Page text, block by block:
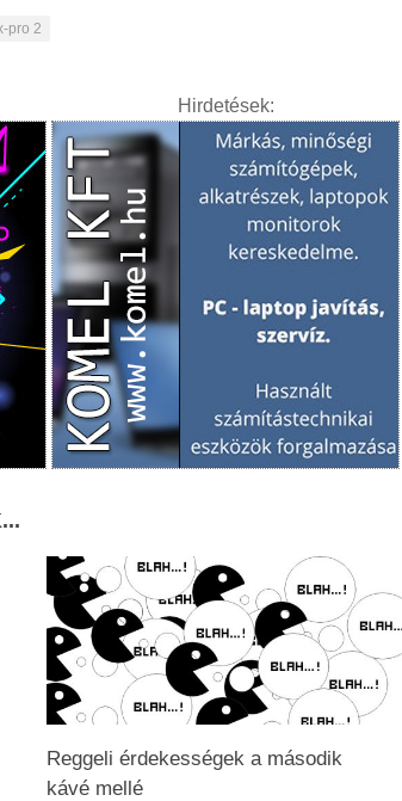
pro 2
Hirdetések:
Reggeli érdekességek a második
kávé mellé